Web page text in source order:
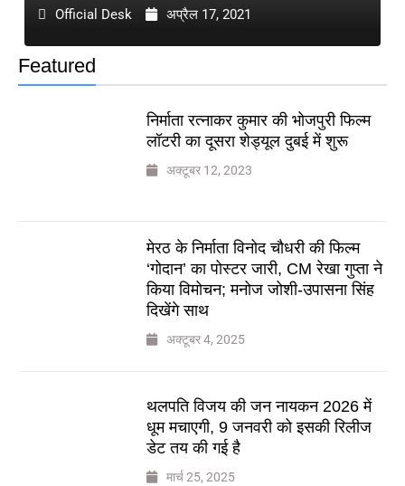
Featured
निर्माता रत्नाकर कुमार की भोजपुरी फिल्म
लॉटरी का दूसरा शेड्यूल दुबई में शुरू
अक्टूबर 12, 2023
मेरठ के निर्माता विनोद चौधरी की फिल्म
‘गोदान’ का पोस्टर जारी, CM रेखा गुप्ता ने
किया विमोचन; मनोज जोशी-उपासना सिंह
दिखेंगे साथ
अक्टूबर 4, 2025
थलपति विजय की जन नायकन 2026 में
धूम मचाएगी, 9 जनवरी को इसकी रिलीज
डेट तय की गई है
मार्च 25, 2025
Official Desk अप्रैल 17, 2021